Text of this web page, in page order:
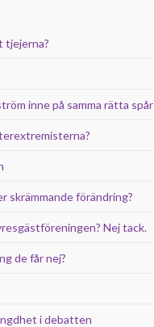
tjejerna?
inne på samma rätta spår
skrämmande förändring?
Nej tack.
de får nej?
i debatten